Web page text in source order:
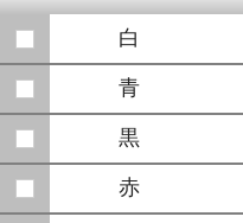
白
青
黒
赤